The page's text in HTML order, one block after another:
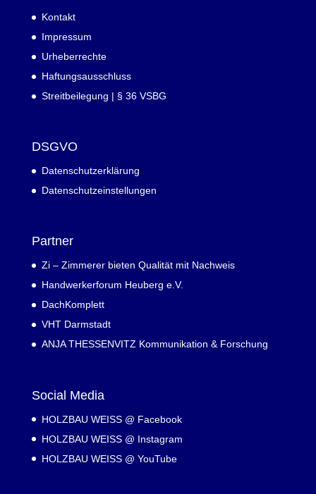
Kontakt
Impressum
Urheberrechte
Haftungsausschluss
Streitbeilegung | § 36 VSBG
DSGVO
Datenschutzerklärung
Datenschutzeinstellungen
Partner
Zi – Zimmerer bieten Qualität mit Nachweis
Handwerkerforum Heuberg e.V.
DachKomplett
VHT Darmstadt
ANJA THESSENVITZ Kommunikation & Forschung
Social Media
HOLZBAU WEISS @ Facebook
HOLZBAU WEISS @ Instagram
HOLZBAU WEISS @ YouTube